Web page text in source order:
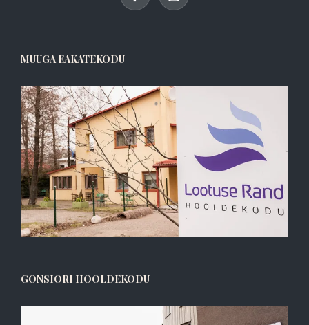
MUUGA EAKATEKODU
GONSIORI HOOLDEKODU